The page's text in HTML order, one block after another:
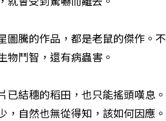
圖騰的作品，都是老鼠的傑作。不
物鬥智，還有病蟲害。
結穗的稻田，也只能搖頭嘆息。
自然也無從得知，該如何因應。